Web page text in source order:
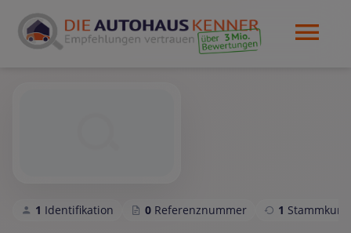
1 Identifikation 0 Referenznummer 1